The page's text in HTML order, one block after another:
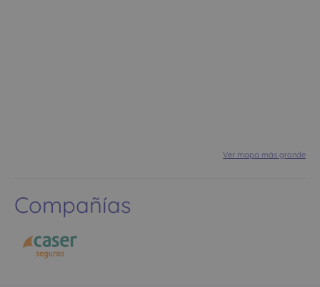
Ver mapa más grande
Compañías